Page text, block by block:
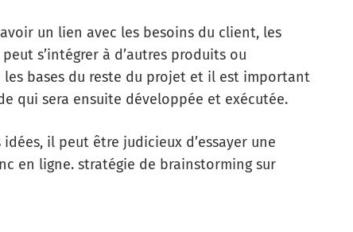
un lien avec les besoins du client, les
s’intégrer à d’autres produits ou
bases du reste du projet et il est important
qui sera ensuite développée et exécutée.
il peut être judicieux d’essayer une
en ligne. stratégie de brainstorming sur